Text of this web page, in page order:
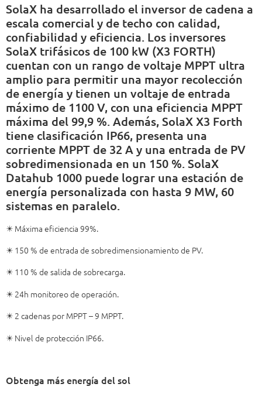
SolaX ha desarrollado el inversor de cadena a
escala comercial y de techo con calidad,
confiabilidad y eficiencia. Los inversores
SolaX trifásicos de 100 kW (X3 FORTH)
cuentan con un rango de voltaje MPPT ultra
amplio para permitir una mayor recolección
de energía y tienen un voltaje de entrada
máximo de 1100 V, con una eficiencia MPPT
máxima del 99,9 %. Además, SolaX X3 Forth
tiene clasificación IP66, presenta una
corriente MPPT de 32 A y una entrada de PV
sobredimensionada en un 150 %. SolaX
Datahub 1000 puede lograr una estación de
energía personalizada con hasta 9 MW, 60
sistemas en paralelo.
✴️ Máxima eficiencia 99%.
✴️ 150 % de entrada de sobredimensionamiento de PV.
✴️ 110 % de salida de sobrecarga.
✴️ 24h monitoreo de operación.
✴️ 2 cadenas por MPPT – 9 MPPT.
✴️ Nivel de protección IP66.
Obtenga más energía del sol